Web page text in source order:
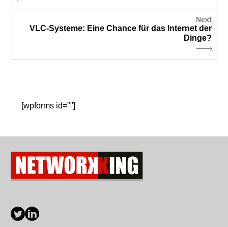
Next
VLC-Systeme: Eine Chance für das Internet der
Dinge?
[wpforms id=""]